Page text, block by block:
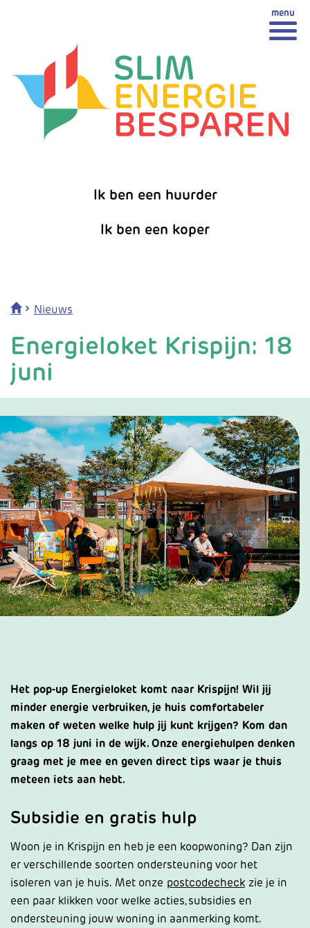
Ik ben een huurder
Ik ben een koper
› Nieuws
Energieloket Krispijn: 18
juni
Het pop-up Energieloket komt naar Krispijn! Wil jij
minder energie verbruiken, je huis comfortabeler
maken of weten welke hulp jij kunt krijgen? Kom dan
langs op 18 juni in de wijk. Onze energiehulpen denken
graag met je mee en geven direct tips waar je thuis
meteen iets aan hebt.
Subsidie en gratis hulp
Woon je in Krispijn en heb je een koopwoning? Dan zijn
er verschillende soorten ondersteuning voor het
isoleren van je huis. Met onze postcodecheck zie je in
een paar klikken voor welke acties, subsidies en
ondersteuning jouw woning in aanmerking komt.